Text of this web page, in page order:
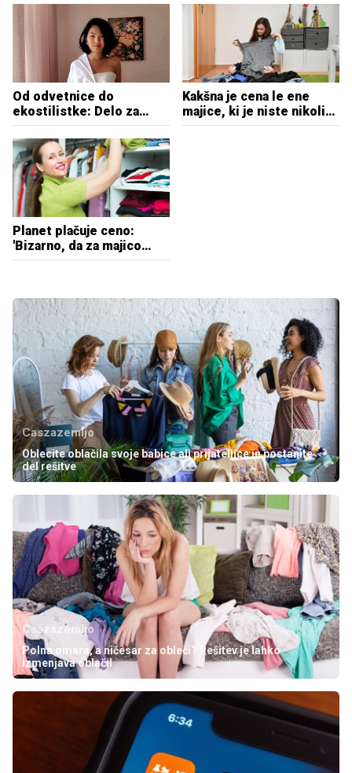
Od odvetnice do
ekostilistke: Delo za
korporacije se ji je uprlo,
zdaj zmanjšuje okoljski
odtis omar
Kakšna je cena le ene
majice, ki je niste nikoli
oblekli?
Planet plačuje ceno:
'Bizarno, da za majico
plačamo toliko kot za tri
Caszazemljo
Oblecite oblačila svoje babice ali prijateljice in postanite
del rešitve
Caszazemljo
Polna omara, a ničesar za obleči? Rešitev je lahko
izmenjava oblačil